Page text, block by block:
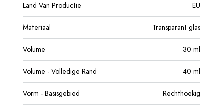
Land Van Productie EU
Materiaal Transparant glas
Volume 30 ml
Volume - Volledige Rand 40 ml
Vorm - Basisgebied Rechthoekig